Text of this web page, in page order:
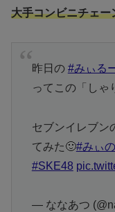
大手コンビニチェー
昨日の #みぃる
ってこの「しゃ
セブンイレブン
てみた🙂#みぃ
#SKE48
— ななあつ